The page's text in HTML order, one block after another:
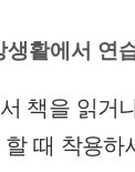
활에서 연
책을 읽거
때 착용하